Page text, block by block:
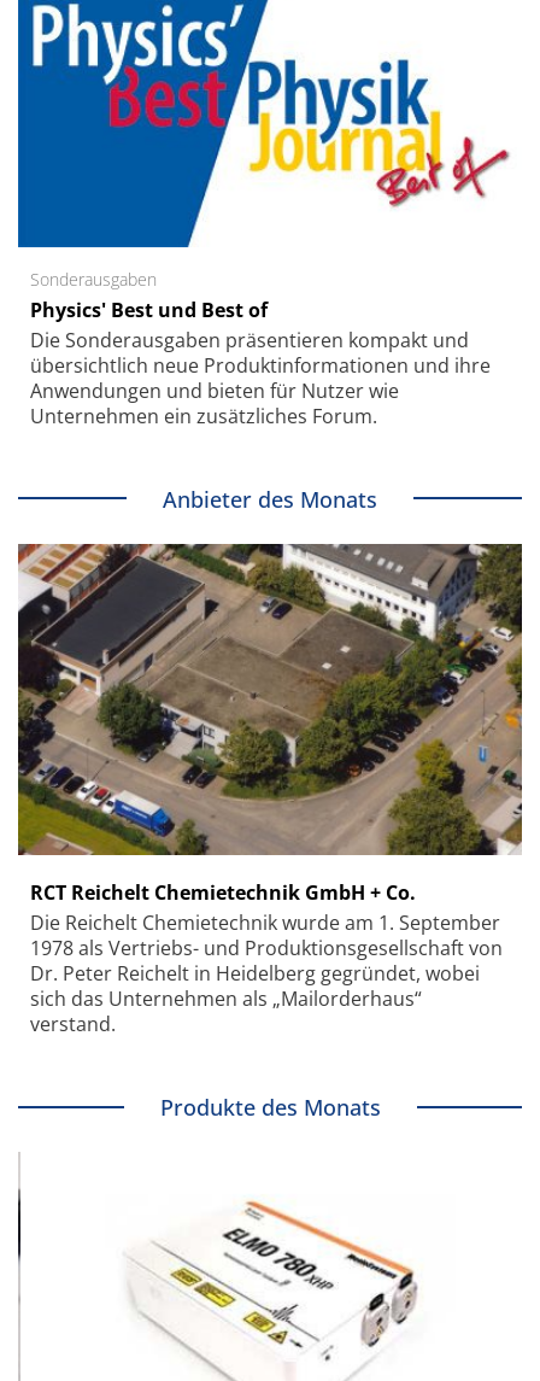
Sonderausgaben
Physics' Best und Best of
Die Sonder­ausgaben präsentieren kompakt und
übersichtlich neue Produkt­informationen und ihre
Anwendungen und bieten für Nutzer wie
Unternehmen ein zusätzliches Forum.
Anbieter des Monats
RCT Reichelt Chemietechnik GmbH + Co.
Die Reichelt Chemietechnik wurde am 1. September
1978 als Vertriebs- und Produktionsgesellschaft von
Dr. Peter Reichelt in Heidelberg gegründet, wobei
sich das Unternehmen als „Mailorderhaus“
verstand.
Produkte des Monats